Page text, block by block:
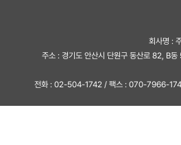
회사명 :
주소 : 경기도 안산시 단원구 동산로 82, B
전화 : 02-504-1742 / 팩스 : 070-7966-